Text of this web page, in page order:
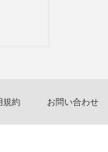
規約 お問い合わせ